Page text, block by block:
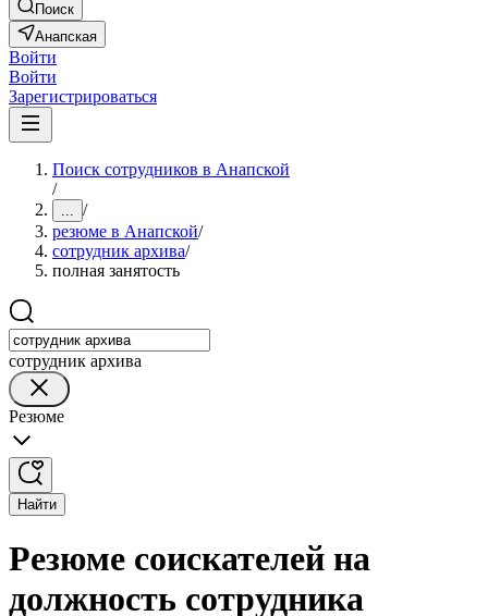
Поиск
Анапская
Войти
Войти
Зарегистрироваться
Поиск сотрудников в Анапской
/
... /
резюме в Анапской/
сотрудник архива/
полная занятость
сотрудник архива
Резюме
Найти
Резюме соискателей на
должность сотрудника